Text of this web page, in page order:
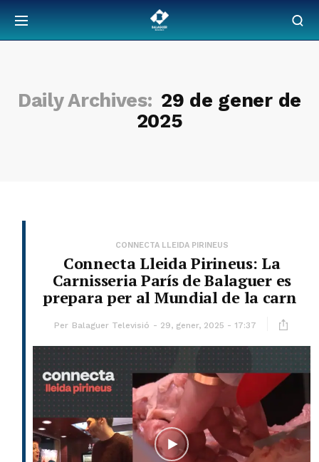
Daily Archives: 29 de gener de
2025
CONNECTA LLEIDA PIRINEUS
Connecta Lleida Pirineus: La
Carnisseria París de Balaguer es
prepara per al Mundial de la carn
Per Balaguer Televisió 29, gener, 2025 - 17:37